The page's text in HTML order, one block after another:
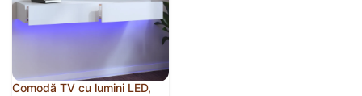
Comodă TV cu lumini LED,